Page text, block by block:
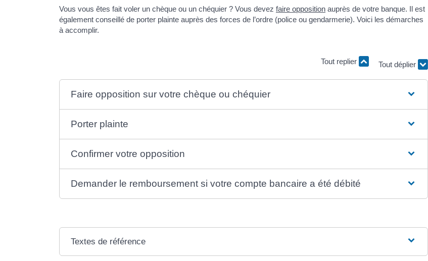
Vous vous êtes fait voler un chèque ou un chéquier ? Vous devez faire opposition auprès de votre banque. Il est
également conseillé de porter plainte auprès des forces de l’ordre (police ou gendarmerie). Voici les démarches
à accomplir.
Tout replier
Tout déplier
Faire opposition sur votre chèque ou chéquier
Porter plainte
Confirmer votre opposition
Demander le remboursement si votre compte bancaire a été débité
Textes de référence